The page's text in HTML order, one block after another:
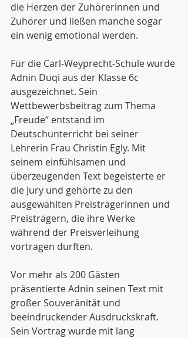
die Herzen der Zuhörerinnen und
Zuhörer und ließen manche sogar
ein wenig emotional werden.
Für die Carl-Weyprecht-Schule wurde
Adnin Duqi aus der Klasse 6c
ausgezeichnet. Sein
Wettbewerbsbeitrag zum Thema
„Freude“ entstand im
Deutschunterricht bei seiner
Lehrerin Frau Christin Egly. Mit
seinem einfühlsamen und
überzeugenden Text begeisterte er
die Jury und gehörte zu den
ausgewählten Preisträgerinnen und
Preisträgern, die ihre Werke
während der Preisverleihung
vortragen durften.
Vor mehr als 200 Gästen
präsentierte Adnin seinen Text mit
großer Souveränität und
beeindruckender Ausdruckskraft.
Sein Vortrag wurde mit lang